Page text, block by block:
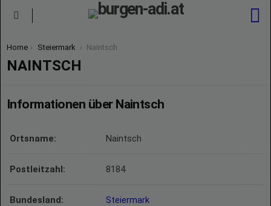
You are here:
Home Steiermark Naintsch
NAINTSCH
Informationen über Naintsch
Ortsname: Naintsch
Postleitzahl: 8184
Bundesland: Steiermark